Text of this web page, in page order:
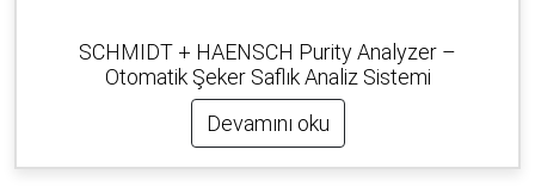
SCHMIDT + HAENSCH Purity Analyzer –
Otomatik Şeker Saflık Analiz Sistemi
Devamını oku